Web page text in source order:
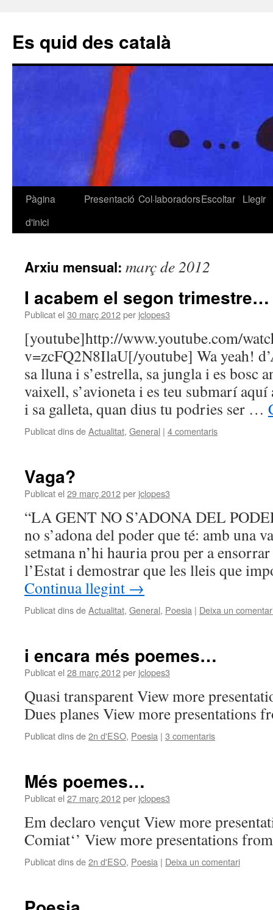
Es quid des català
Vés
Pàgina
d'inici
Presentació Col·laboradorsEscoltar Llegir
Arxiu mensual: març de 2012
I acabem el segon trimestre…
Publicat el 30 març 2012per jclopes3
[youtube]http://www.youtube.com/
v=zcFQ2N8IlaU[/youtube] Wa yeah!
sa lluna i s’estrella, sa jungla i es bosc
vaixell, s’avioneta i es teu submarí aquí
i sa galleta, quan dius tu podries ser …
Publicat dins deActualitat, General | 4 comentaris
Vaga?
Publicat el 29 març 2012per jclopes3
“LA GENT NO S’ADONA DEL
no s’adona del poder que té: amb una
setmana n’hi hauria prou per a
l’Estat i demostrar que les lleis que
Continua llegint →
Publicat dins deActualitat, General, Poesia | Deixa un
i encara més poemes…
Publicat el 28 març 2012per jclopes3
Quasi transparent View more
Dues planes View more presentations
Publicat dins de2n d'ESO, Poesia | 3 comentaris
Més poemes…
Publicat el 27 març 2012per jclopes3
Em declaro vençut View more
Comiat‘’ View more presentations
Publicat dins de2n d'ESO, Poesia | Deixa un comentari